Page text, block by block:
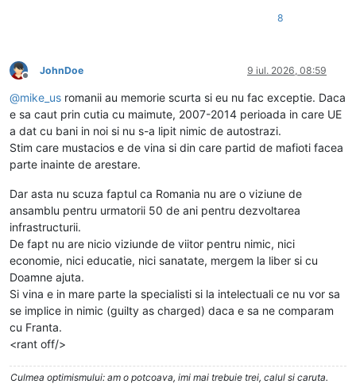
8
Deconectat
JohnDoe 9 iul. 2026, 08:59
@mike_us romanii au memorie scurta si eu nu fac exceptie. Daca
e sa caut prin cutia cu maimute, 2007-2014 perioada in care UE
a dat cu bani in noi si nu s-a lipit nimic de autostrazi.
Stim care mustacios e de vina si din care partid de mafioti facea
parte inainte de arestare.
Dar asta nu scuza faptul ca Romania nu are o viziune de
ansamblu pentru urmatorii 50 de ani pentru dezvoltarea
infrastructurii.
De fapt nu are nicio viziunde de viitor pentru nimic, nici
economie, nici educatie, nici sanatate, mergem la liber si cu
Doamne ajuta.
Si vina e in mare parte la specialisti si la intelectuali ce nu vor sa
se implice in nimic (guilty as charged) daca e sa ne comparam
cu Franta.
<rant off/>
Culmea optimismului: am o potcoava, imi mai trebuie trei, calul si caruta.